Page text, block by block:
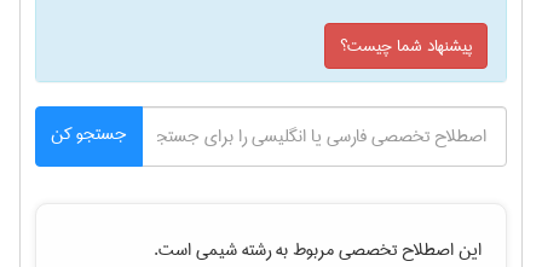
پیشنهاد شما چیست؟
جستجو کن
این اصطلاح تخصصی مربوط به رشتهشيمیاست.